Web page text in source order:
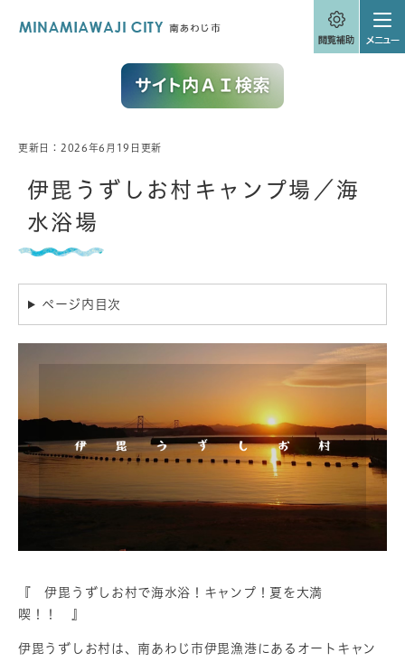
本
更新日：2026年6月19日更新
伊毘うずしお村キャンプ場／海
水浴場
ページ内目次
『 伊毘うずしお村で海水浴！キャンプ！夏を大満
喫！！ 』
伊毘うずしお村は、南あわじ市伊毘漁港にあるオートキャン